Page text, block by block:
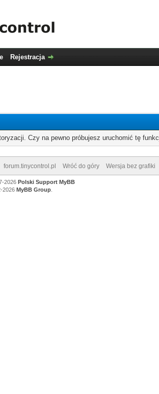
Rejestracja
Czy na pewno próbujesz uruchomić tę
forum.tinycontrol.pl Wróć do góry Wersja bez grafiki
2026 Polski Support MyBB
2026 MyBB Group